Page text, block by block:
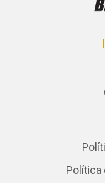
Política